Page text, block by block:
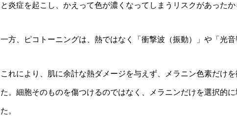
と炎症を起こし、かえって色が濃くなってしまうリスクがあったか
一方、ピコトーニングは、熱ではなく「衝撃波（振動）」や「光音
これにより、肌に余計な熱ダメージを与えず、メラニン色素だけ
た。細胞そのものを傷つけるのではなく、メラニンだけを選択的
た。